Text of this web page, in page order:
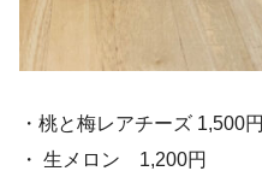
・桃と梅レアチーズ 1,500円
・ 生メロン 1,200円